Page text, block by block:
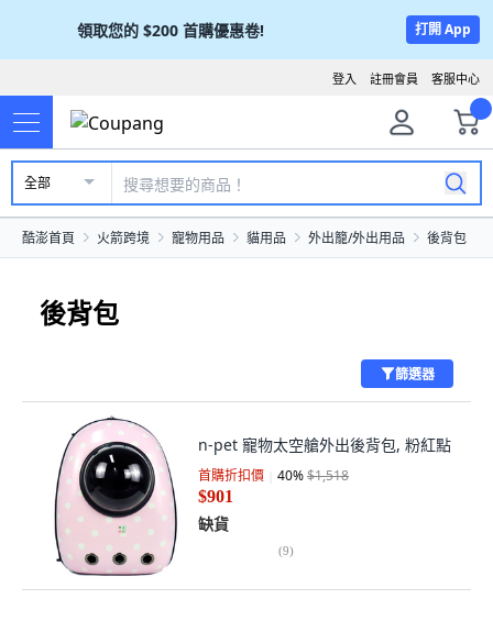
領取您的 $200 首購優惠卷! 打開 App
客服中心
註冊會員
登入
全部
酷澎首頁 火箭跨境 寵物用品 貓用品 外出籠/外出用品 後背包
後背包
篩選器
n-pet 寵物太空艙外出後背包, 粉紅點
首購折扣價 40%$1,518
$901
缺貨
(9)